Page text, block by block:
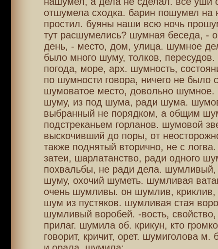
отшумела сходка. барин пошумел на
простил. буяны наши всю ночь
тут расшумелись? шумная беседа, -
день, - место, дом, улица. шумное
было много шуму, толков,
погода, море, арх. шумность,
по шумности говора, ничего не было
шумоватое место, довольно
шуму, из под шума, ради шума.
выбранный не порядком, а общим
подстреканьем горланов. шумовой
выскочивший до поры, от
также поднятый вторично, не с
затеи, шарлатанство, ради одного
похвальбы, не ради дела. шумливый,
шуму, охочий шуметь. шумливая
очень шумливы. он шумлив,
шум из пустяков. шумливая стая
шумливый воробей. -вость, свойство,
прилаг. шумила об. крикун, кто
говорит, кричит, орет. шумиголова м.